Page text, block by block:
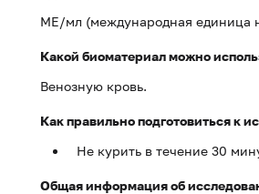
МЕ/мл (международная единица
Какой биоматериал можно
Венозную кровь.
Как правильно подготовиться к
Не курить в течение 30
Общая информация об